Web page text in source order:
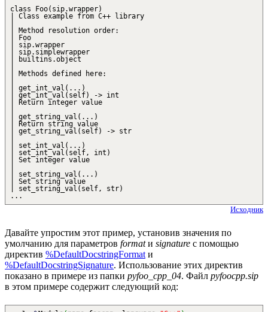
class Foo(sip.wrapper)
| Class example from C++ library
| Method resolution order:
| Foo
| sip.wrapper
| sip.simplewrapper
| builtins.object
| Methods defined here:
| get_int_val(...)
| get_int_val(self) -> int
| Return integer value
| get_string_val(...)
| Return string value
| get_string_val(self) -> str
| set_int_val(...)
| set_int_val(self, int)
| Set integer value
| set_string_val(...)
| Set string value
| set_string_val(self, str)
...
Исходник
Давайте упростим этот пример, установив значения по
умолчанию для параметров formatи signature с помощью
директив %DefaultDocstringFormat и
%DefaultDocstringSignature. Использование этих директив
показано в примере из папки pyfoo_cpp_04. Файл pyfoocpp.sip
в этом примере содержит следующий код: